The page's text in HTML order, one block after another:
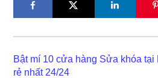
Bật mí 10 cửa hàng Sửa khóa tại
rẻ nhất 24/24